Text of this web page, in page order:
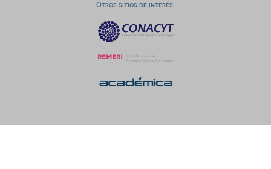
Otros sitios de interés: